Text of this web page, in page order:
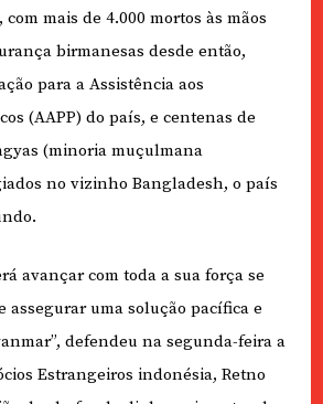
com mais de 4.000 mortos às mãos
birmanesas desde então,
para a Assistência aos
(AAPP) do país, e centenas de
(minoria muçulmana
no vizinho Bangladesh, o país
avançar com toda a sua força se
assegurar uma solução pacífica e
defendeu na segunda-feira a
Estrangeiros indonésia, Retno